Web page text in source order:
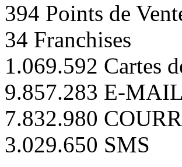
394 Points de
34 Franchises
1.069.592 Cartes
9.857.283 E-
7.832.980
3.029.650 SMS